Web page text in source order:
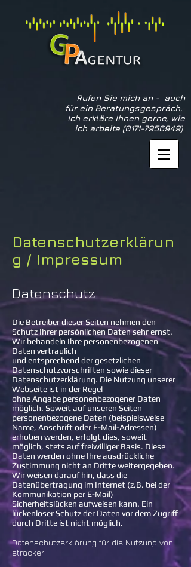
Rufen Sie mich an - auch
für ein Beratungsgespräch.
Ich erkläre Ihnen gerne, wie
ich arbeite (0171-7956949)
Datenschutzerklärun
g / Impressum
Datenschutz
Die Betreiber dieser Seiten nehmen den
Schutz Ihrer persönlichen Daten sehr ernst.
Wir behandeln Ihre personenbezogenen
Daten vertraulich
und entsprechend der gesetzlichen
Datenschutzvorschriften sowie dieser
Datenschutzerklärung. Die Nutzung unserer
Webseite ist in der Regel
ohne Angabe personenbezogener Daten
möglich. Soweit auf unseren Seiten
personenbezogene Daten (beispielsweise
Name, Anschrift oder E-Mail-Adressen)
erhoben werden, erfolgt dies, soweit
möglich, stets auf freiwilliger Basis. Diese
Daten werden ohne Ihre ausdrückliche
Zustimmung nicht an Dritte weitergegeben.
Wir weisen darauf hin, dass die
Datenübertragung im Internet (z.B. bei der
Kommunikation per E-Mail)
Sicherheitslücken aufweisen kann. Ein
lückenloser Schutz der Daten vor dem Zugriff
durch Dritte ist nicht möglich.
Datenschutzerklärung für die Nutzung von
etracker